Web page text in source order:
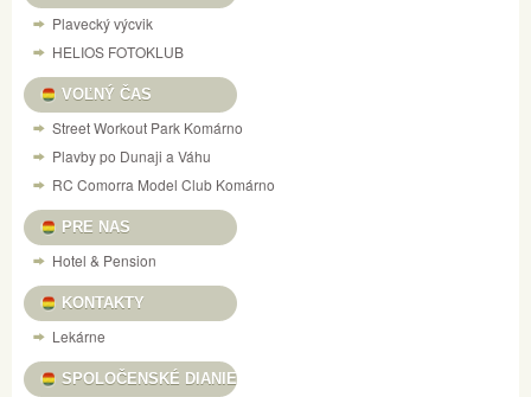
Plavecký výcvik
HELIOS FOTOKLUB
VOĽNÝ ČAS
Street Workout Park Komárno
Plavby po Dunaji a Váhu
RC Comorra Model Club Komárno
PRE NAS
Hotel & Pension
KONTAKTY
Lekárne
SPOLOČENSKÉ DIANIE